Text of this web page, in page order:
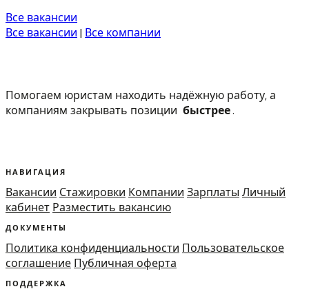
Все вакансии
Все вакансии | Все компании
Помогаем юристам находить надёжную работу, а
компаниям закрывать позиции быстрее.
НАВИГАЦИЯ
Вакансии Стажировки Компании Зарплаты Личный
кабинет Разместить вакансию
ДОКУМЕНТЫ
Политика конфиденциальности Пользовательское
соглашение Публичная оферта
ПОДДЕРЖКА